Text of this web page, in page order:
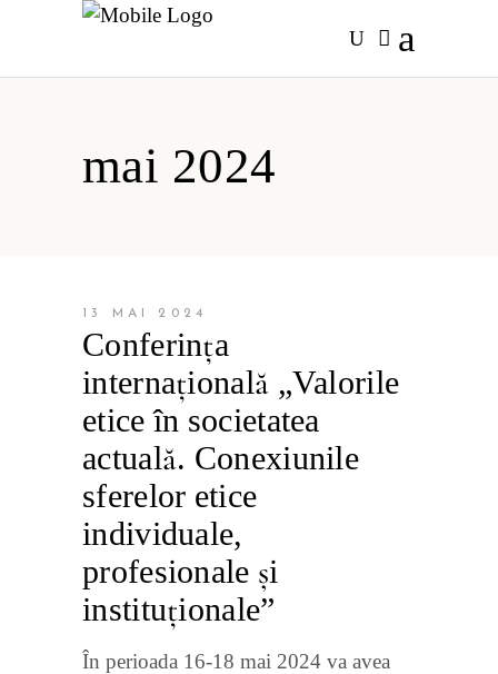
mai 2024
13 MAI 2024
Conferința
internațională „Valorile
etice în societatea
actuală. Conexiunile
sferelor etice
individuale,
profesionale și
instituționale”
În perioada 16-18 mai 2024 va avea